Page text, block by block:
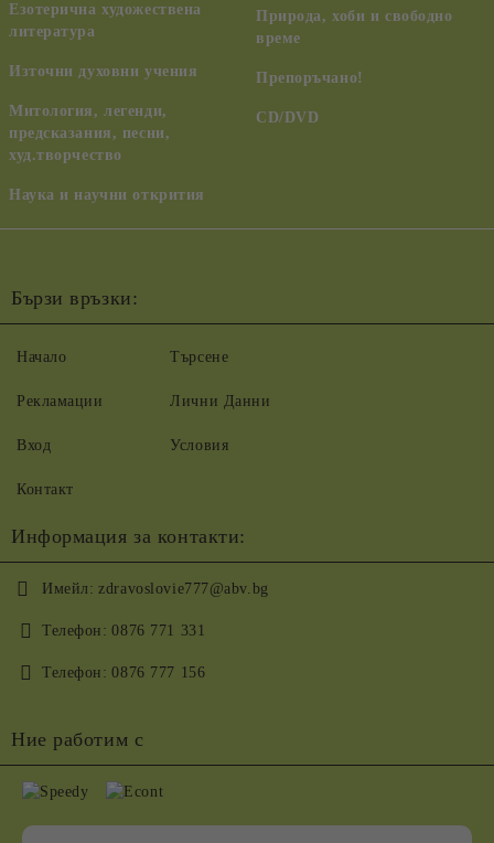
Езотерична художествена
литература
Източни духовни учения
Митология, легенди,
предсказания, песни,
худ.творчество
Наука и научни открития
Природа, хоби и свободно
време
Препоръчано!
CD/DVD
Бързи връзки:
Начало
Рекламации
Вход
Контакт
Търсене
Лични Данни
Условия
Информация за контакти:
Имейл: zdravoslovie777@abv.bg
Телефон: 0876 771 331
Телефон: 0876 777 156
Ние работим с